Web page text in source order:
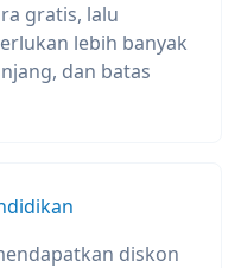
gratis, lalu
lebih banyak
dan batas
diskon